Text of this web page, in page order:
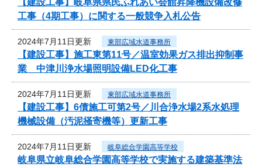
工事（4期工事）に関する一般競争入札公告
2024年7月11日更新 東部広域水道事務所
【建設工事】施工東第11号／温室効果ガス排出抑制事
業 中津川浄水場照明設備LED化工事
2024年7月11日更新 東部広域水道事務所
【建設工事】6債施工可第2号／川合浄水場2系水処理
機械設備（汚泥掻寄機等）更新工事
2024年7月11日更新 岐阜総合学園高等学校
岐阜県立岐阜総合学園高等学校で実施する建築基準法